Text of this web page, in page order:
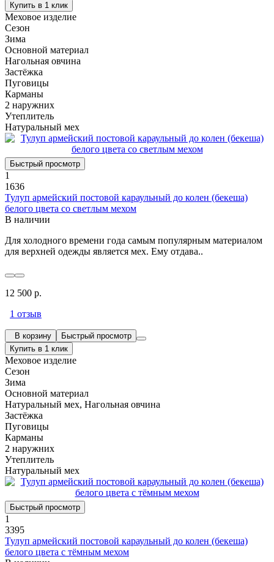
Купить в 1 клик
Меховое изделие
Сезон
Зима
Основной материал
Нагольная овчина
Застёжка
Пуговицы
Карманы
2 наружних
Утеплитель
Натуральный мех
Быстрый просмотр
1
1636
Тулуп армейский постовой караульный до колен (бекеша)
белого цвета со светлым мехом
В наличии
Для холодного времени года самым популярным материалом
для верхней одежды является мех. Ему отдава..
12 500 р.
1 отзыв
В корзину
Быстрый просмотр
Купить в 1 клик
Меховое изделие
Сезон
Зима
Основной материал
Натуральный мех, Нагольная овчина
Застёжка
Пуговицы
Карманы
2 наружних
Утеплитель
Натуральный мех
Быстрый просмотр
1
3395
Тулуп армейский постовой караульный до колен (бекеша)
белого цвета с тёмным мехом